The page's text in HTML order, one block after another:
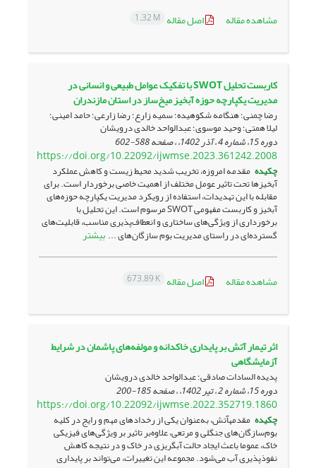
مشاهده مقاله اصل مقاله 1.32 M
کاربست تحلیل SWOT با تفکیک عوامل طبیعی و انسانی در
مدیریت یکپارچه حوزه آبخیز میخ‌ساز در استان مازندران
رضا چمنی؛ هنگامه شکوهیده؛ سمیه زارع؛ رضا زارعی؛ حامد امینی؛
لیلا همتی؛ وحید موسوی؛ عبدالواحد خالدی درویشان
دوره 15، شماره 4 ، آذر 1402، ، صفحه 588-602
https://doi.org/10.22092/ijwmse.2023.361242.2008
چکیده مقدمه امروزه، تخریب شدید محیط زیست و کاهش عملکرد
آبخیزها تحت تاثیر عومل مختلف از اهمیت خاصی برخوردار است. برای
مقابله با این تهدیدات، استفاده از رویکرد مدیریت یکپارچه حوزه‌های
آبخیز و کاربست مفهومی SWOT مرسوم است. این تحلیل با
برخورداری از ویژگی‌های ساختاری و انعطاف‌پذیری مناسب، قابلیت‌های
گسترده‌ای در راستای مدیریت بوم سازگان‌های ... بیشتر
مشاهده مقاله اصل مقاله 673.89 K
اثر تیمار آتش بر پایداری خاکدانه و مولفه‌های پاشمان در شرایط
آزمایشگاهی
پدیده السادات صادقی؛ عبدالواحد خالدی درویشان
دوره 15، شماره 2 ، تیر 1402، ، صفحه 185-200
https://doi.org/10.22092/ijwmse.2022.352719.1860
چکیده مقدمهآتش، به‌­عنوان یکی از رخدادهای مهم و رایج در کلیه
بوم‌سازگان‎‌های جنگلی و مرتعی، علاوه­‌بر تاثیر بر ویژگی‌های فیزیکی
خاک، عموما باعث ایجاد حالت آب‎گریزی در خاک و در نتیجه کاهش
نفوذپذیری آب می‌شود. مجموعه این تغییرات، می‌تواند بر پایداری